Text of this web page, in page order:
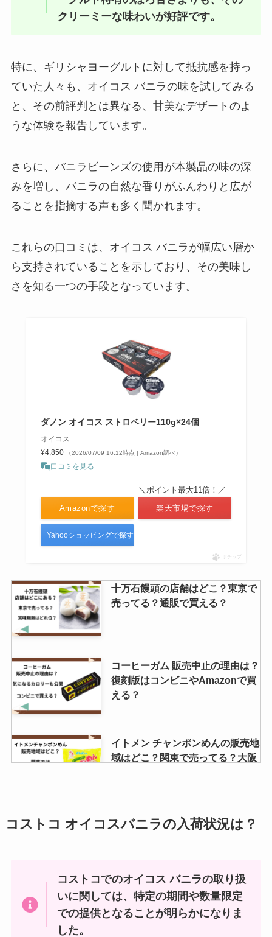
クリーミーな味わいが好評です。
特に、ギリシャヨーグルトに対して抵抗感を持っ
ていた人々も、オイコス バニラの味を試してみる
と、その前評判とは異なる、甘美なデザートのよ
うな体験を報告しています。
さらに、バニラビーンズの使用が本製品の味の深
みを増し、バニラの自然な香りがふんわりと広が
ることを指摘する声も多く聞かれます。
これらの口コミは、オイコス バニラが幅広い層か
ら支持されていることを示しており、その美味し
さを知る一つの手段となっています。
ダノン オイコス ストロベリー110g×24個
オイコス
¥4,850
（2026/07/09 16:12時点 | Amazon調べ）
口コミを見る
Amazonで探す
＼ポイント最大11倍！／
楽天市場で探す
Yahooショッピングで探す
ポチップ
十万石饅頭の店舗はどこ？東京で
売ってる？通販で買える？
コーヒーガム 販売中止の理由は？
復刻版はコンビニやAmazonで買
える？
イトメン チャンポンめんの販売地
域はどこ？関東で売ってる？大阪
ブルダック 売ってる場所は？コン
ビニで買える？
たこせんべい 売ってる場所は？業
務スーパーで購入できる？
コストコ オイコスバニラの入荷状況は？
コストコでのオイコス バニラの取り扱
いに関しては、特定の期間や数量限定
での提供となることが明らかになりま
した。